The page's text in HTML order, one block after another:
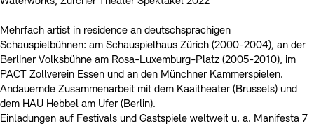
Mehrfach artist in residence an deutschsprachigen
Schauspielbühnen: am Schauspielhaus Zürich (2000-2004), an der
Berliner Volksbühne am Rosa-Luxemburg-Platz (2005-2010), im
PACT Zollverein Essen und an den Münchner Kammerspielen.
Andauernde Zusammenarbeit mit dem Kaaitheater (Brussels) und
dem HAU Hebbel am Ufer (Berlin).
Einladungen auf Festivals und Gastspiele weltweit u. a. Manifesta 7